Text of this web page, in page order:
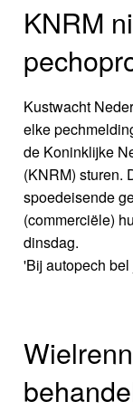
KNRM
Kustwacht
elke
de Koninklijke
(KNRM) sturen.
spoedeisende
(commerciële)
dinsdag.
'Bij autopech